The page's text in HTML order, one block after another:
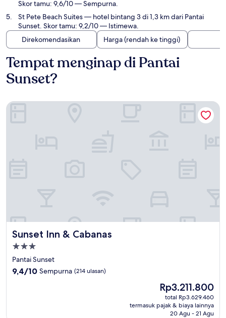
Skor tamu: 9,6/10 — Sempurna.
St Pete Beach Suites— hotel bintang 3 di 1,3 km dari Pantai
Sunset. Skor tamu: 9,2/10 — Istimewa.
Direkomendasikan
Harga (rendah ke tinggi)
Tempat menginap di Pantai
Sunset?
Sunset Inn & Cabanas
Sunset Inn & Cabanas
Properti
bintang
3.0
Pantai Sunset
9.4
9,4/10 Sempurna (214 ulasan)
Harga
sekarang
Rp3.211.800
Rp3.211.800
total Rp3.629.460
termasuk pajak & biaya lainnya
20 Agu - 21 Agu
Sunset Inn & Cabanas